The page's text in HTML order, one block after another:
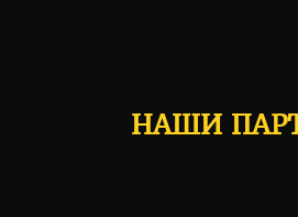
НАШИ